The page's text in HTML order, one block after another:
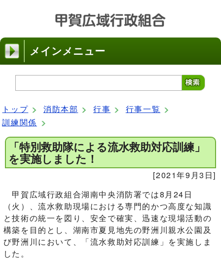
メインメニュー
トップ 消防本部 行事
行事一覧
訓練関係
「特別救助隊による流水救助対応訓練」
を実施しました！
[2021年9月3日]
甲賀広域行政組合湖南中央消防署では8月24日
（火）、流水救助現場における専門的かつ高度な知識
と技術の統一を図り、安全で確実、迅速な現場活動の
構築を目的とし、湖南市夏見地先の野洲川親水公園及
び野洲川において、「流水救助対応訓練」を実施しま
した。